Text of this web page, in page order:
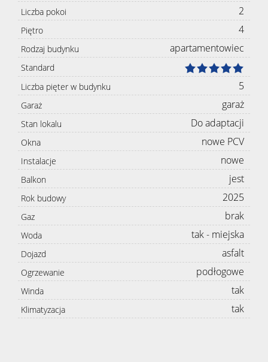
Liczba pokoi 2
Piętro 4
Rodzaj budynku apartamentowiec
Standard
Liczba pięter w budynku
5
Garaż garaż
Stan lokalu Do adaptacji
Okna nowe PCV
Instalacje nowe
Balkon jest
Rok budowy 2025
Gaz brak
Woda tak - miejska
Dojazd asfalt
Ogrzewanie podłogowe
Winda tak
Klimatyzacja tak